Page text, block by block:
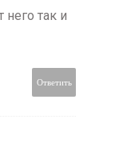
него так и
Ответить